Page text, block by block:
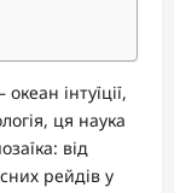
інтуїції,
ця наука
від
рейдів у